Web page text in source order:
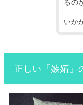
いか
正しい「嫉妬」